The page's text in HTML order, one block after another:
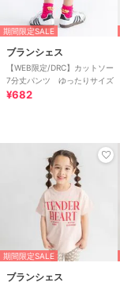
期間限定SALE
ブランシェス
【WEB限定/DRC】カットソー
7分丈パンツ ゆったりサイズ
¥682
期間限定SALE
ブランシェス